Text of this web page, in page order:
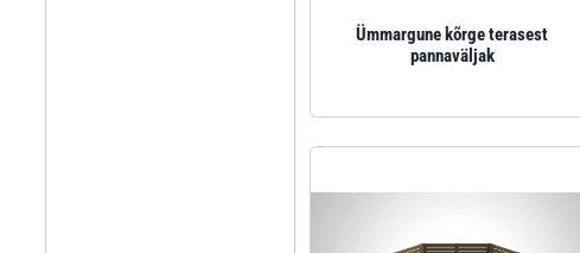
Ümmargune kõrge terasest
pannaväljak